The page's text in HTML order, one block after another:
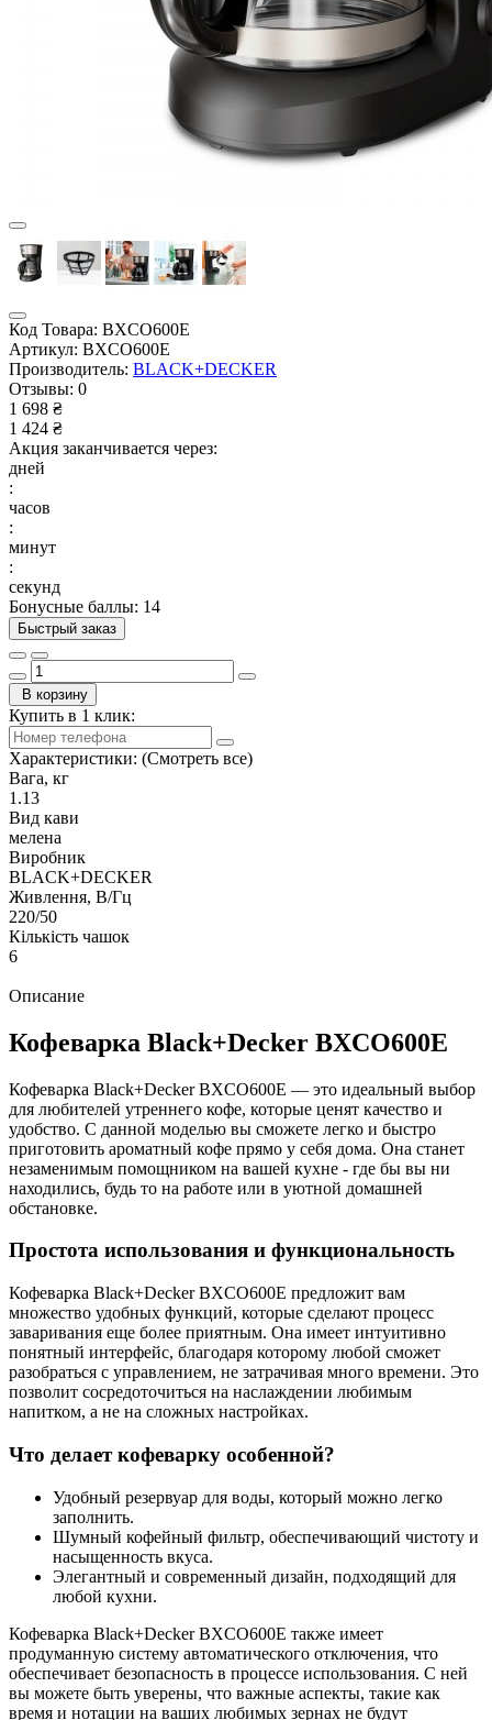
Код Товара: BXCO600E
Артикул: BXCO600E
Производитель: BLACK+DECKER
Отзывы: 0
1 698 ₴
1 424 ₴
Акция заканчивается через:
дней
:
часов
:
минут
:
секунд
Бонусные баллы: 14
Быстрый заказ
В корзину
Купить в 1 клик:
Характеристики: (Смотреть все)
Вага, кг
1.13
Вид кави
мелена
Виробник
BLACK+DECKER
Живлення, В/Гц
220/50
Кількість чашок
6
Описание
Кофеварка Black+Decker BXCO600E
Кофеварка Black+Decker BXCO600E — это идеальный выбор
для любителей утреннего кофе, которые ценят качество и
удобство. С данной моделью вы сможете легко и быстро
приготовить ароматный кофе прямо у себя дома. Она станет
незаменимым помощником на вашей кухне - где бы вы ни
находились, будь то на работе или в уютной домашней
обстановке.
Простота использования и функциональность
Кофеварка Black+Decker BXCO600E предложит вам
множество удобных функций, которые сделают процесс
заваривания еще более приятным. Она имеет интуитивно
понятный интерфейс, благодаря которому любой сможет
разобраться с управлением, не затрачивая много времени. Это
позволит сосредоточиться на наслаждении любимым
напитком, а не на сложных настройках.
Что делает кофеварку особенной?
Удобный резервуар для воды, который можно легко
заполнить.
Шумный кофейный фильтр, обеспечивающий чистоту и
насыщенность вкуса.
Элегантный и современный дизайн, подходящий для
любой кухни.
Кофеварка Black+Decker BXCO600E также имеет
продуманную систему автоматического отключения, что
обеспечивает безопасность в процессе использования. С ней
вы можете быть уверены, что важные аспекты, такие как
время и нотации на ваших любимых зернах не будут